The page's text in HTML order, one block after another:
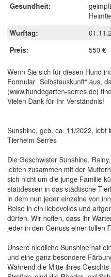
Gesundheit:
Wurftag:
Preis:
550 €
Wenn Sie sich für diesen Hund
Formular „Selbstauskunft“ aus,
(www.hundegarten-serres.de)
Vielen Dank für Ihr Verständnis!
Sunshine, geb. ca. 11/2022, lebt
Tierheim Serres
Die Geschwister Sunshine,
lebten zusammen mit der
sich nicht um die junge Familie
stattdessen in das städtische
in dem nun jeder einzelne von
Reise in ein liebevolles und
dürfen. Wir hoffen, dass ihr
jeder in den Genuss einer tollen
Unsere niedliche Sunshine hat
und eine ganz besondere
Während die Mitte ihres